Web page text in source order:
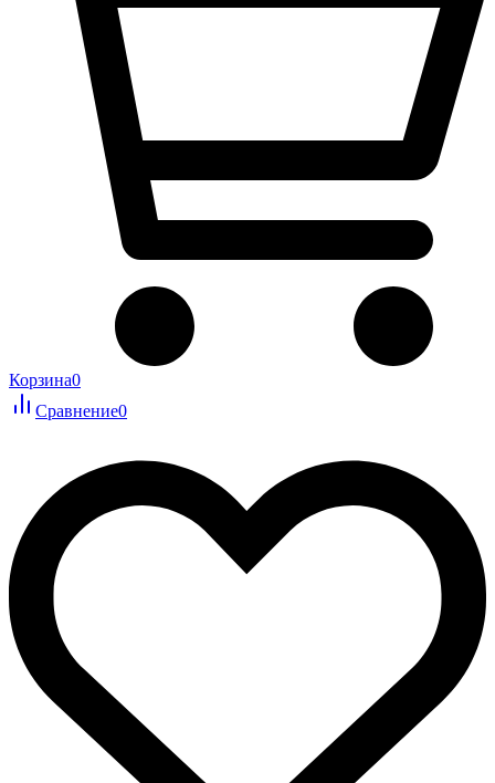
Корзина0
Сравнение0